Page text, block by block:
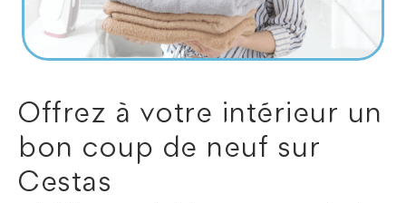
Offrez à votre intérieur un
bon coup de neuf sur
Cestas
Informations supplémentaires du besoin